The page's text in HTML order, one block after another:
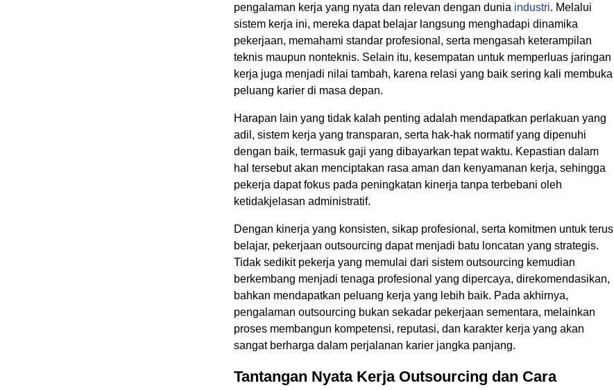
pengalaman kerja yang nyata dan relevan dengan dunia industri. Melalui
sistem kerja ini, mereka dapat belajar langsung menghadapi dinamika
pekerjaan, memahami standar profesional, serta mengasah keterampilan
teknis maupun nonteknis. Selain itu, kesempatan untuk memperluas jaringan
kerja juga menjadi nilai tambah, karena relasi yang baik sering kali membuka
peluang karier di masa depan.
Harapan lain yang tidak kalah penting adalah mendapatkan perlakuan yang
adil, sistem kerja yang transparan, serta hak-hak normatif yang dipenuhi
dengan baik, termasuk gaji yang dibayarkan tepat waktu. Kepastian dalam
hal tersebut akan menciptakan rasa aman dan kenyamanan kerja, sehingga
pekerja dapat fokus pada peningkatan kinerja tanpa terbebani oleh
ketidakjelasan administratif.
Dengan kinerja yang konsisten, sikap profesional, serta komitmen untuk terus
belajar, pekerjaan outsourcing dapat menjadi batu loncatan yang strategis.
Tidak sedikit pekerja yang memulai dari sistem outsourcing kemudian
berkembang menjadi tenaga profesional yang dipercaya, direkomendasikan,
bahkan mendapatkan peluang kerja yang lebih baik. Pada akhirnya,
pengalaman outsourcing bukan sekadar pekerjaan sementara, melainkan
proses membangun kompetensi, reputasi, dan karakter kerja yang akan
sangat berharga dalam perjalanan karier jangka panjang.
Tantangan Nyata Kerja Outsourcing dan Cara